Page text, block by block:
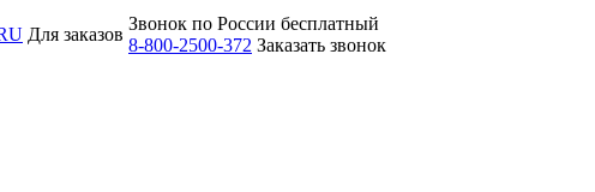
Для заказов
Звонок по России бесплатный
8-800-2500-372 Заказать звонок